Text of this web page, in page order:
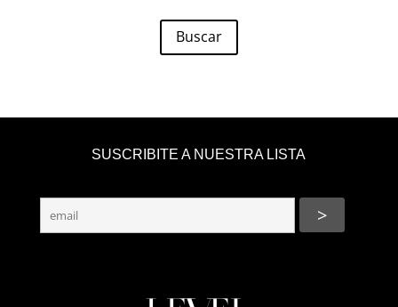
Buscar
SUSCRIBITE A NUESTRA LISTA